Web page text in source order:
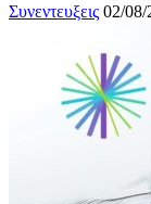
Συνεντευξεις 02/